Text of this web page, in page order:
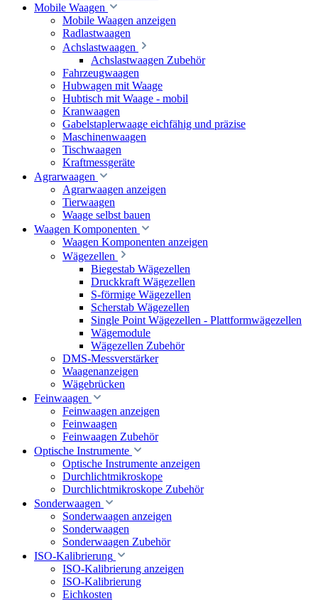
Mobile Waagen
Mobile Waagen anzeigen
Radlastwaagen
Achslastwaagen
Achslastwaagen Zubehör
Fahrzeugwaagen
Hubwagen mit Waage
Hubtisch mit Waage - mobil
Kranwaagen
Gabelstaplerwaage eichfähig und präzise
Maschinenwaagen
Tischwaagen
Kraftmessgeräte
Agrarwaagen
Agrarwaagen anzeigen
Tierwaagen
Waage selbst bauen
Waagen Komponenten
Waagen Komponenten anzeigen
Wägezellen
Biegestab Wägezellen
Druckkraft Wägezellen
S-förmige Wägezellen
Scherstab Wägezellen
Single Point Wägezellen - Plattformwägezellen
Wägemodule
Wägezellen Zubehör
DMS-Messverstärker
Waagenanzeigen
Wägebrücken
Feinwaagen
Feinwaagen anzeigen
Feinwaagen
Feinwaagen Zubehör
Optische Instrumente
Optische Instrumente anzeigen
Durchlichtmikroskope
Durchlichtmikroskope Zubehör
Sonderwaagen
Sonderwaagen anzeigen
Sonderwaagen
Sonderwaagen Zubehör
ISO-Kalibrierung
ISO-Kalibrierung anzeigen
ISO-Kalibrierung
Eichkosten